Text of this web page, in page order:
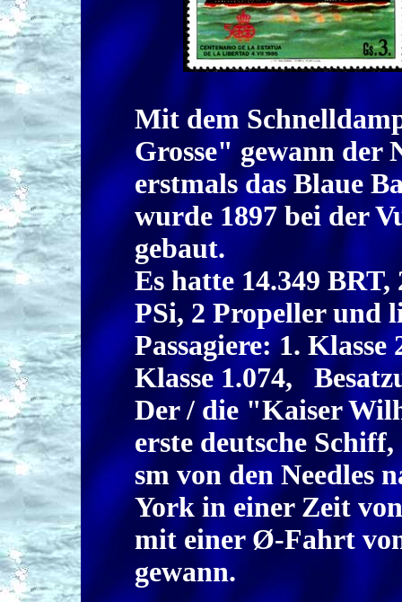
Mit dem
Grosse" gewann der
erstmals das Blaue
wurde 1897 bei der
gebaut.
Es hatte 14.349
PSi, 2 Propeller und
Passagiere: 1.
Klasse 1.074,
Der / die "Kaiser
erste deutsche
sm von den Needles
York in einer Zeit
mit einer Ø-Fahrt
gewann.